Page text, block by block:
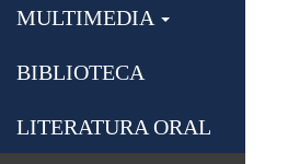
MULTIMEDIA
BIBLIOTECA
LITERATURA ORAL